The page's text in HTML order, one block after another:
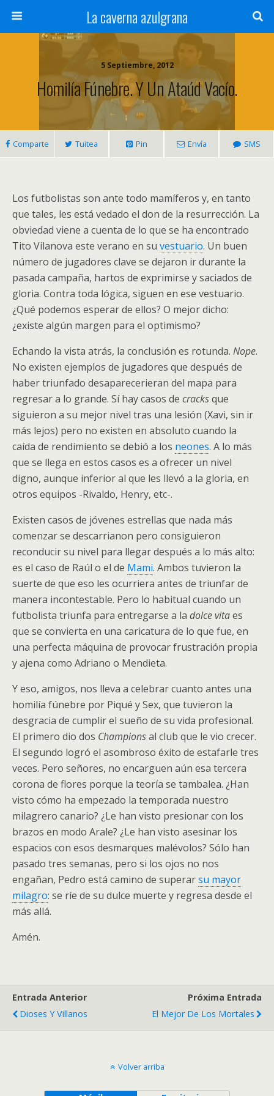
La caverna azulgrana
5 Septiembre, 2012
Homilía Fúnebre. Y Un Ataúd Vacío.
Comparte Tuitea Pin Envía SMS
Los futbolistas son ante todo mamíferos y, en tanto
que tales, les está vedado el don de la resurrección. La
obviedad viene a cuenta de lo que se ha encontrado
Tito Vilanova este verano en su vestuario. Un buen
número de jugadores clave se dejaron ir durante la
pasada campaña, hartos de exprimirse y saciados de
gloria. Contra toda lógica, siguen en ese vestuario.
¿Qué podemos esperar de ellos? O mejor dicho:
¿existe algún margen para el optimismo?
Echando la vista atrás, la conclusión es rotunda. Nope.
No existen ejemplos de jugadores que después de
haber triunfado desaparecerieran del mapa para
regresar a lo grande. Sí hay casos de cracksque
siguieron a su mejor nivel tras una lesión (Xavi, sin ir
más lejos) pero no existen en absoluto cuando la
caída de rendimiento se debió a los neones. A lo más
que se llega en estos casos es a ofrecer un nivel
digno, aunque inferior al que les llevó a la gloria, en
otros equipos -Rivaldo, Henry, etc-.
Existen casos de jóvenes estrellas que nada más
comenzar se descarrianon pero consiguieron
reconducir su nivel para llegar después a lo más alto:
es el caso de Raúl o el de Mami. Ambos tuvieron la
suerte de que eso les ocurriera antes de triunfar de
manera incontestable. Pero lo habitual cuando un
futbolista triunfa para entregarse a la dolce vitaes
que se convierta en una caricatura de lo que fue, en
una perfecta máquina de provocar frustración propia
y ajena como Adriano o Mendieta.
Y eso, amigos, nos lleva a celebrar cuanto antes una
homilía fúnebre por Piqué y Sex, que tuvieron la
desgracia de cumplir el sueño de su vida profesional.
El primero dio dos Championsal club que le vio crecer.
El segundo logró el asombroso éxito de estafarle tres
veces. Pero señores, no encarguen aún esa tercera
corona de flores porque la teoría se tambalea. ¿Han
visto cómo ha empezado la temporada nuestro
milagrero canario? ¿Le han visto presionar con los
brazos en modo Arale? ¿Le han visto asesinar los
espacios con esos desmarques malévolos? Sólo han
pasado tres semanas, pero si los ojos no nos
engañan, Pedro está camino de superarsu mayor
milagro: se ríe de su dulce muerte y regresa desde el
más allá.
Amén.
Entrada Anterior
Dioses Y Villanos
Próxima Entrada
El Mejor De Los Mortales
Volver arriba